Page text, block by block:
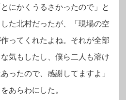
にかくうるさかったので」と
た北村だったが、「現場の空
ってくれたよね。それが全部
気もしたし、僕ら二人も溶け
ったので、感謝してますよ」
あらわにした。